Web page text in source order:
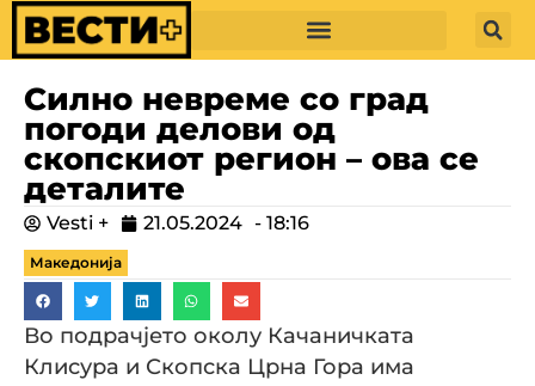
Силно невреме со град
погоди делови од
скопскиот регион – ова се
деталите
Vesti + 21.05.2024 - 18:16
Македонија
Во подрачјето околу Качаничката
Клисура и Скопска Црна Гора има